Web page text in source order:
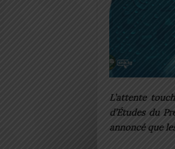
L’attente
d’Études du
annoncé que